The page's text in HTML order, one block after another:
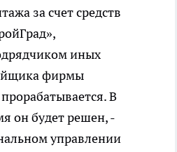
за счет средств
иных
фирмы
В
он будет решен, -
управлении